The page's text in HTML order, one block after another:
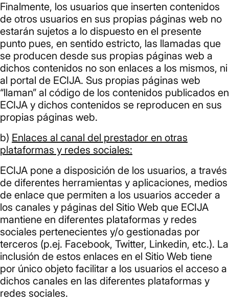
Finalmente, los usuarios que inserten contenidos
de otros usuarios en sus propias páginas web no
estarán sujetos a lo dispuesto en el presente
punto pues, en sentido estricto, las llamadas que
se producen desde sus propias páginas web a
dichos contenidos no son enlaces a los mismos, ni
al portal de ECIJA. Sus propias páginas web
“llaman” al código de los contenidos publicados en
ECIJA y dichos contenidos se reproducen en sus
propias páginas web.
b) Enlaces al canal del prestador en otras
plataformas y redes sociales:
ECIJA pone a disposición de los usuarios, a través
de diferentes herramientas y aplicaciones, medios
de enlace que permiten a los usuarios acceder a
los canales y páginas del Sitio Web que ECIJA
mantiene en diferentes plataformas y redes
sociales pertenecientes y/o gestionadas por
terceros (p.ej. Facebook, Twitter, Linkedin, etc.). La
inclusión de estos enlaces en el Sitio Web tiene
por único objeto facilitar a los usuarios el acceso a
dichos canales en las diferentes plataformas y
redes sociales.